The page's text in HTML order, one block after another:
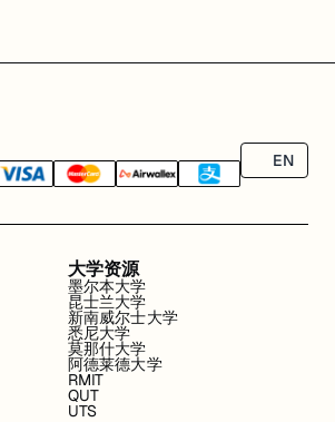
EN
大学资源
墨尔本大学
昆士兰大学
新南威尔士大学
悉尼大学
莫那什大学
阿德莱德大学
RMIT
QUT
UTS